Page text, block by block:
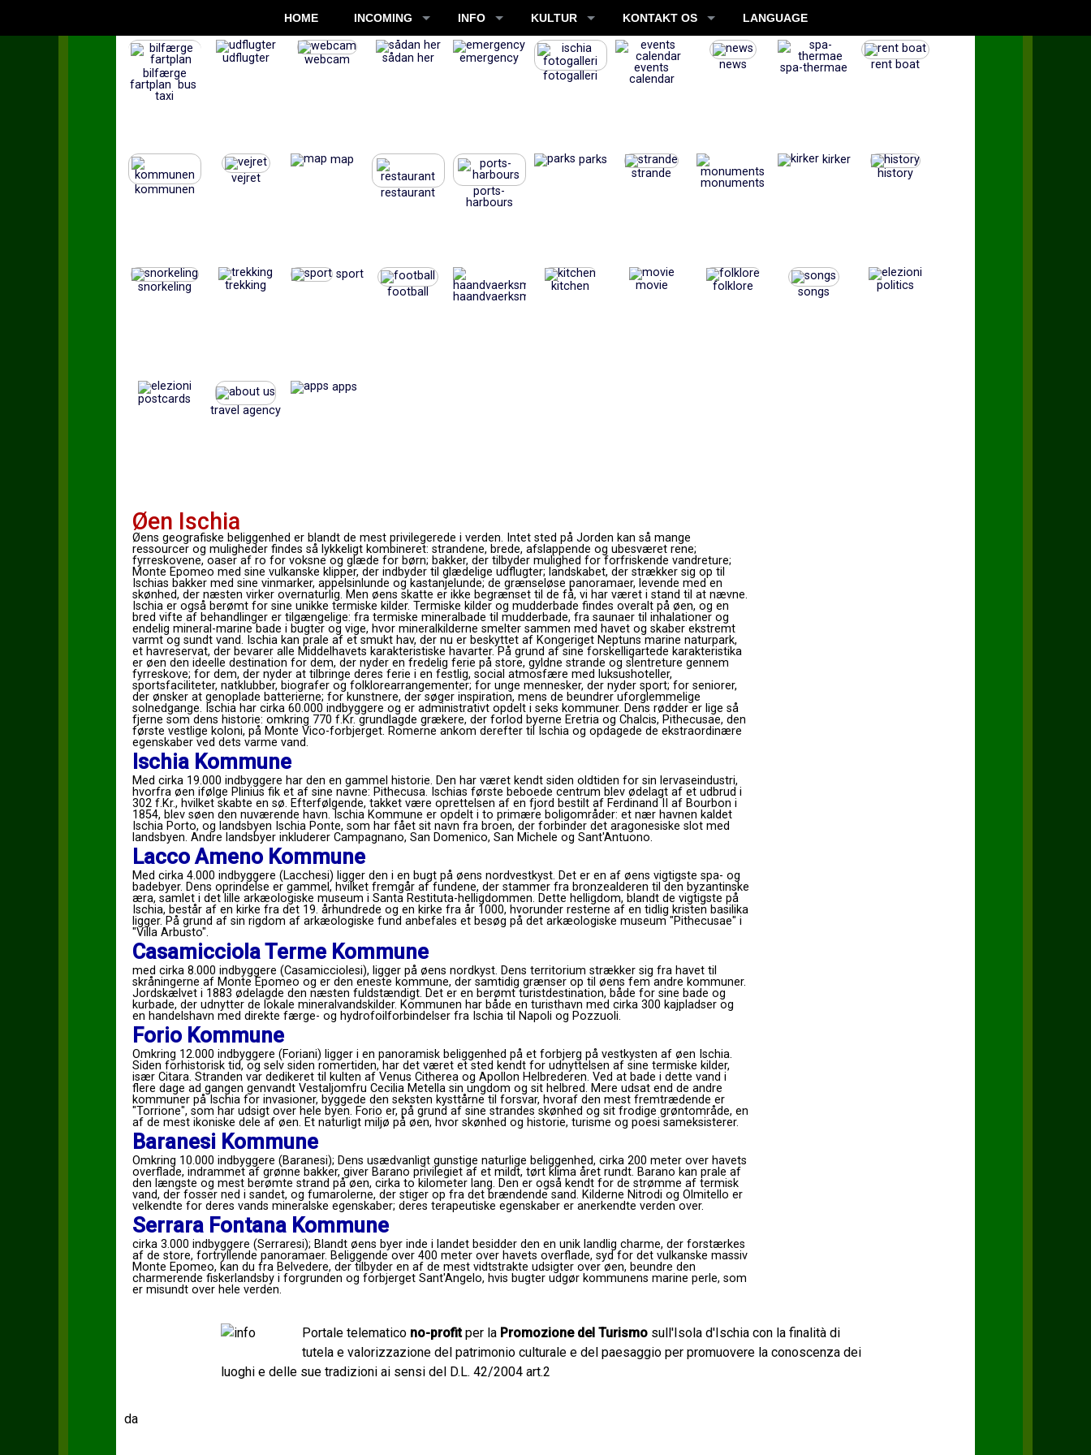
HOME INCOMING INFO KULTUR KONTAKT OS LANGUAGE
bilfærge
fartplan bus
taxi
udflugter webcam sådan her
emergency
fotogalleri
events
calendar
news spa-thermae rent boat
kommunen
vejret
map
restaurant
ports-
harbours
parks
strande
monuments
kirker
history
snorkeling trekking
sport
football
haandvaerksmaessigt
kitchen movie folklore songs politics
postcards
travel agency
apps
Øen Ischia
Øens geografiske beliggenhed er blandt de mest privilegerede i verden. Intet sted på Jorden kan så mange
ressourcer og muligheder findes så lykkeligt kombineret: strandene, brede, afslappende og ubesværet rene;
fyrreskovene, oaser af ro for voksne og glæde for børn; bakker, der tilbyder mulighed for forfriskende vandreture;
Monte Epomeo med sine vulkanske klipper, der indbyder til glædelige udflugter; landskabet, der strækker sig op til
Ischias bakker med sine vinmarker, appelsinlunde og kastanjelunde; de ​​grænseløse panoramaer, levende med en
skønhed, der næsten virker overnaturlig. Men øens skatte er ikke begrænset til de få, vi har været i stand til at nævne.
Ischia er også berømt for sine unikke termiske kilder. Termiske kilder og mudderbade findes overalt på øen, og en
bred vifte af behandlinger er tilgængelige: fra termiske mineralbade til mudderbade, fra saunaer til inhalationer og
endelig mineral-marine bade i bugter og vige, hvor mineralkilderne smelter sammen med havet og skaber ekstremt
varmt og sundt vand. Ischia kan prale af et smukt hav, der nu er beskyttet af Kongeriget Neptuns marine naturpark,
et havreservat, der bevarer alle Middelhavets karakteristiske havarter. På grund af sine forskelligartede karakteristika
er øen den ideelle destination for dem, der nyder en fredelig ferie på store, gyldne strande og slentreture gennem
fyrreskove; for dem, der nyder at tilbringe deres ferie i en festlig, social atmosfære med luksushoteller,
sportsfaciliteter, natklubber, biografer og folklorearrangementer; for unge mennesker, der nyder sport; for seniorer,
der ønsker at genoplade batterierne; for kunstnere, der søger inspiration, mens de beundrer uforglemmelige
solnedgange. Ischia har cirka 60.000 indbyggere og er administrativt opdelt i seks kommuner. Dens rødder er lige så
fjerne som dens historie: omkring 770 f.Kr. grundlagde grækere, der forlod byerne Eretria og Chalcis, Pithecusae, den
første vestlige koloni, på Monte Vico-forbjerget. Romerne ankom derefter til Ischia og opdagede de ekstraordinære
egenskaber ved dets varme vand.
Ischia Kommune
Med cirka 19.000 indbyggere har den en gammel historie. Den har været kendt siden oldtiden for sin lervaseindustri,
hvorfra øen ifølge Plinius fik et af sine navne: Pithecusa. Ischias første beboede centrum blev ødelagt af et udbrud i
302 f.Kr., hvilket skabte en sø. Efterfølgende, takket være oprettelsen af ​​en fjord bestilt af Ferdinand II af Bourbon i
1854, blev søen den nuværende havn. Ischia Kommune er opdelt i to primære boligområder: et nær havnen kaldet
Ischia Porto, og landsbyen Ischia Ponte, som har fået sit navn fra broen, der forbinder det aragonesiske slot med
landsbyen. Andre landsbyer inkluderer Campagnano, San Domenico, San Michele og Sant'Antuono.
Lacco Ameno Kommune
Med cirka 4.000 indbyggere (Lacchesi) ligger den i en bugt på øens nordvestkyst. Det er en af ​​øens vigtigste spa- og
badebyer. Dens oprindelse er gammel, hvilket fremgår af fundene, der stammer fra bronzealderen til den byzantinske
æra, samlet i det lille arkæologiske museum i Santa Restituta-helligdommen. Dette helligdom, blandt de vigtigste på
Ischia, består af en kirke fra det 19. århundrede og en kirke fra år 1000, hvorunder resterne af en tidlig kristen basilika
ligger. På grund af sin rigdom af arkæologiske fund anbefales et besøg på det arkæologiske museum "Pithecusae" i
"Villa Arbusto".
Casamicciola Terme Kommune
med cirka 8.000 indbyggere (Casamicciolesi), ligger på øens nordkyst. Dens territorium strækker sig fra havet til
skråningerne af Monte Epomeo og er den eneste kommune, der samtidig grænser op til øens fem andre kommuner.
Jordskælvet i 1883 ødelagde den næsten fuldstændigt. Det er en berømt turistdestination, både for sine bade og
kurbade, der udnytter de lokale mineralvandskilder. Kommunen har både en turisthavn med cirka 300 kajpladser og
en handelshavn med direkte færge- og hydrofoilforbindelser fra Ischia til Napoli og Pozzuoli.
Forio Kommune
Omkring 12.000 indbyggere (Foriani) ligger i en panoramisk beliggenhed på et forbjerg på vestkysten af ​​øen Ischia.
Siden forhistorisk tid, og selv siden romertiden, har det været et sted kendt for udnyttelsen af ​​sine termiske kilder,
især Citara. Stranden var dedikeret til kulten af ​​Venus Citherea og Apollon Helbrederen. Ved at bade i dette vand i
flere dage ad gangen genvandt Vestaljomfru Cecilia Metella sin ungdom og sit helbred. Mere udsat end de andre
kommuner på Ischia for invasioner, byggede den seksten kysttårne ​​til forsvar, hvoraf den mest fremtrædende er
"Torrione", som har udsigt over hele byen. Forio er, på grund af sine strandes skønhed og sit frodige grøntområde, en
af ​​de mest ikoniske dele af øen. Et naturligt miljø på øen, hvor skønhed og historie, turisme og poesi sameksisterer.
Baranesi Kommune
Omkring 10.000 indbyggere (Baranesi); Dens usædvanligt gunstige naturlige beliggenhed, cirka 200 meter over havets
overflade, indrammet af grønne bakker, giver Barano privilegiet af et mildt, tørt klima året rundt. Barano kan prale af
den længste og mest berømte strand på øen, cirka to kilometer lang. Den er også kendt for de strømme af termisk
vand, der fosser ned i sandet, og fumarolerne, der stiger op fra det brændende sand. Kilderne Nitrodi og Olmitello er
velkendte for deres vands mineralske egenskaber; deres terapeutiske egenskaber er anerkendte verden over.
Serrara Fontana Kommune
cirka 3.000 indbyggere (Serraresi); Blandt øens byer inde i landet besidder den en unik landlig charme, der forstærkes
af de store, fortryllende panoramaer. Beliggende over 400 meter over havets overflade, syd for det vulkanske massiv
Monte Epomeo, kan du fra Belvedere, der tilbyder en af ​​de mest vidtstrakte udsigter over øen, beundre den
charmerende fiskerlandsby i forgrunden og forbjerget Sant'Angelo, hvis bugter udgør kommunens marine perle, som
er misundt over hele verden.
Portale telematico no-profitper la Promozione del Turismosull'Isola d'Ischia con la finalità di
tutela e valorizzazione del patrimonio culturale e del paesaggio per promuovere la conoscenza dei
luoghi e delle sue tradizioni ai sensi del D.L. 42/2004 art.2
da